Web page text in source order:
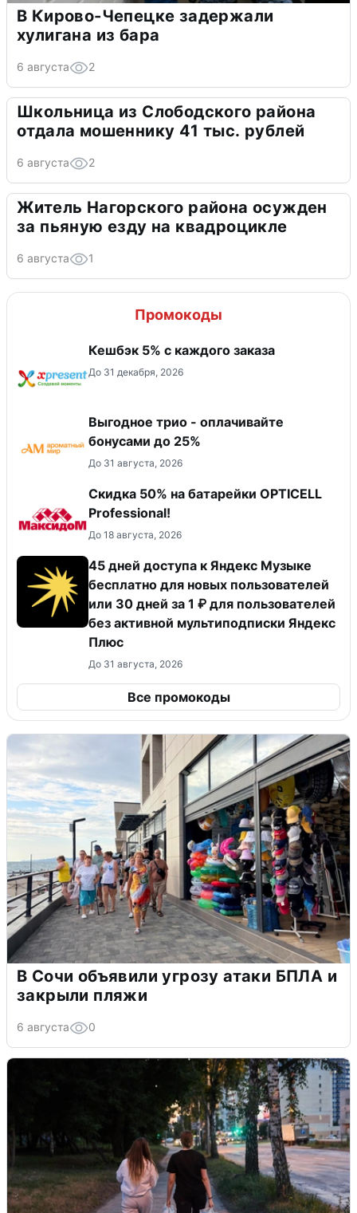
В Кирово-Чепецке задержали
хулигана из бара
6 августа 2
Школьница из Слободского района
отдала мошеннику 41 тыс. рублей
6 августа 2
Житель Нагорского района осужден
за пьяную езду на квадроцикле
6 августа 1
Промокоды
Кешбэк 5% с каждого заказа
До 31 декабря, 2026
Выгодное трио - оплачивайте
бонусами до 25%
До 31 августа, 2026
Скидка 50% на батарейки OPTICELL
Professional!
До 18 августа, 2026
45 дней доступа к Яндекс Музыке
бесплатно для новых пользователей
или 30 дней за 1 ₽ для пользователей
без активной мультиподписки Яндекс
Плюс
До 31 августа, 2026
Все промокоды
В Сочи объявили угрозу атаки БПЛА и
закрыли пляжи
6 августа 0